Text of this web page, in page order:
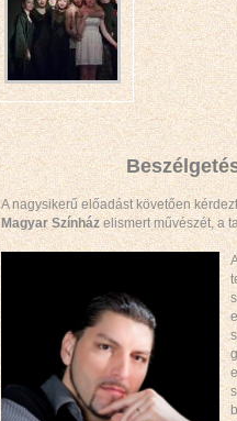
A nagysikerű előadást követően
Magyar Színházelismert művészét, a